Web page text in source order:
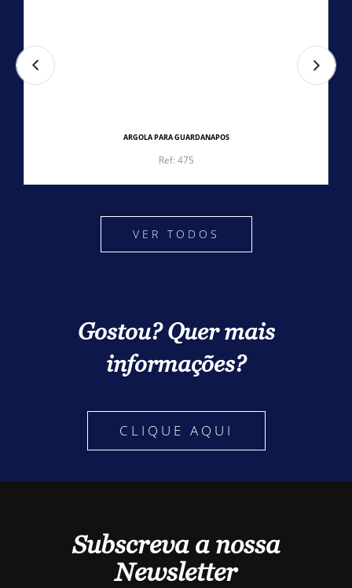
BALDE LEITEIRA
Ref: 395
VER TODOS
Gostou? Quer mais
informações?
CLIQUE AQUI
Subscreva a nossa
Newsletter